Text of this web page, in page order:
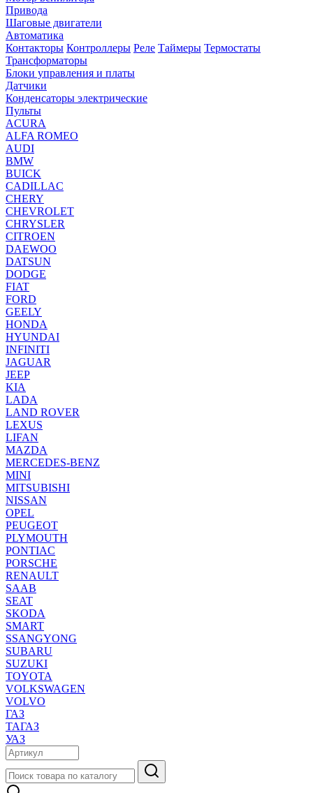
Привода
Шаговые двигатели
Автоматика
Контакторы Контроллеры Реле Таймеры Термостаты
Трансформаторы
Блоки управления и платы
Датчики
Конденсаторы электрические
Пульты
ACURA
ALFA ROMEO
AUDI
BMW
BUICK
CADILLAC
CHERY
CHEVROLET
CHRYSLER
CITROEN
DAEWOO
DATSUN
DODGE
FIAT
FORD
GEELY
HONDA
HYUNDAI
INFINITI
JAGUAR
JEEP
KIA
LADA
LAND ROVER
LEXUS
LIFAN
MAZDA
MERCEDES-BENZ
MINI
MITSUBISHI
NISSAN
OPEL
PEUGEOT
PLYMOUTH
PONTIAC
PORSCHE
RENAULT
SAAB
SEAT
SKODA
SMART
SSANGYONG
SUBARU
SUZUKI
TOYOTA
VOLKSWAGEN
VOLVO
ГАЗ
ТАГАЗ
УАЗ